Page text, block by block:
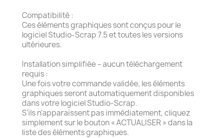
Compatibilité :
Ces éléments graphiques sont conçus pour le
logiciel Studio-Scrap 7.5 et toutes les versions
ultérieures.
Installation simplifiée – aucun téléchargement
requis :
Une fois votre commande validée, les éléments
graphiques seront automatiquement disponibles
dans votre logiciel Studio-Scrap.
S’ils n’apparaissent pas immédiatement, cliquez
simplement sur le bouton « ACTUALISER » dans la
liste des éléments graphiques.